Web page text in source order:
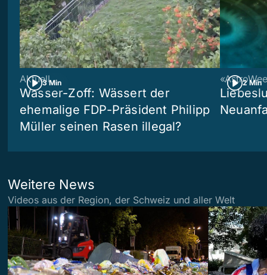
3 Min
Aktuell
Wasser-Zoff: Wässert der
ehemalige FDP-Präsident Philipp
Müller seinen Rasen illegal?
2 Min
Weitere News
Videos aus der Region, der Schweiz und aller Welt